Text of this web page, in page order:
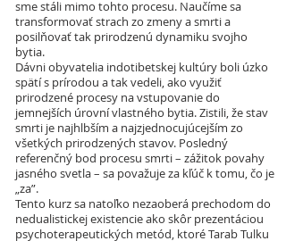
sme stáli mimo tohto procesu. Naučíme sa
transformovať strach zo zmeny a smrti a
posilňovať tak prirodzenú dynamiku svojho
bytia.
Dávni obyvatelia indotibetskej kultúry boli úzko
spätí s prírodou a tak vedeli, ako využiť
prirodzené procesy na vstupovanie do
jemnejších úrovní vlastného bytia. Zistili, že stav
smrti je najhlbším a najzjednocujúcejším zo
všetkých prirodzených stavov. Posledný
referenčný bod procesu smrti – zážitok povahy
jasného svetla – sa považuje za kľúč k tomu, čo je
„za”.
Tento kurz sa natoľko nezaoberá prechodom do
nedualistickej existencie ako skôr prezentáciou
psychoterapeutických metód, ktoré Tarab Tulku